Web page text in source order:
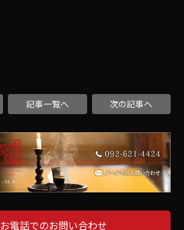
記事一覧へ 次の記事へ
お電話でのお問い合わせ